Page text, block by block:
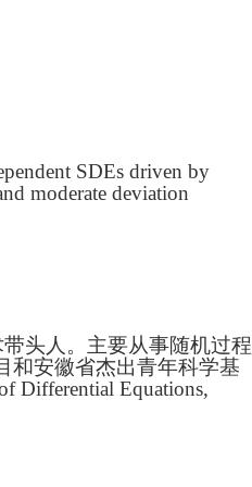
SDEs driven by
moderate deviation
头人。主要从事随机过程
和安徽省杰出青年科学基
Differential Equations,